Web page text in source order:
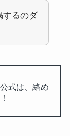
するのダ
式は、絡め